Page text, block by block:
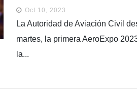
Oct 10, 2023
La Autoridad de Aviación Civil
martes, la primera AeroExpo
la...